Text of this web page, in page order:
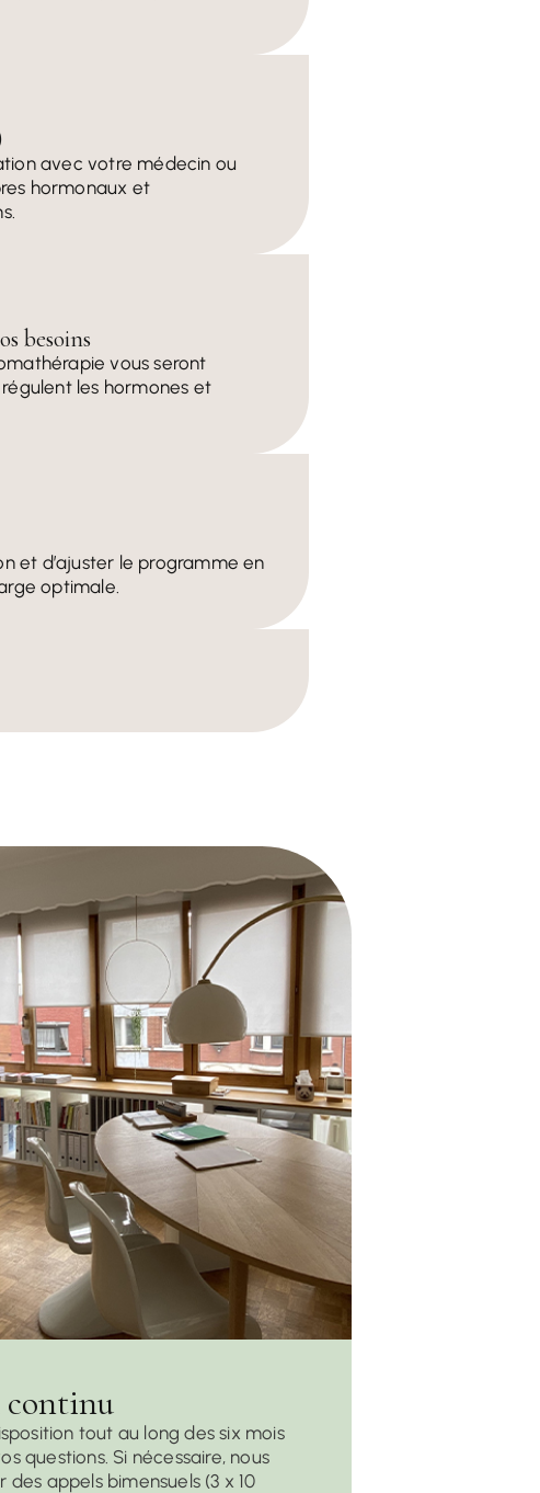
avec votre médecin ou
hormonaux et
besoins
vous seront
les hormones et
et d’ajuster le programme en
optimale.
continu
tout au long des six mois
questions. Si nécessaire, nous
des appels bimensuels (3 x 10